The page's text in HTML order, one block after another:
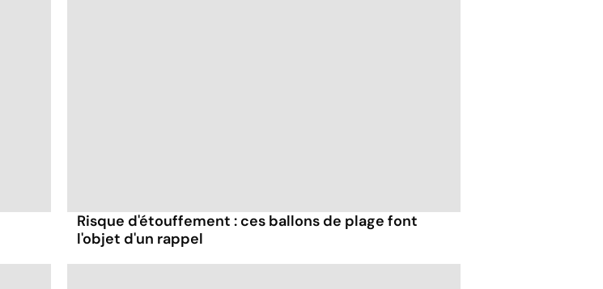
Risque d'étouffement : ces ballons de plage font
l'objet d'un rappel